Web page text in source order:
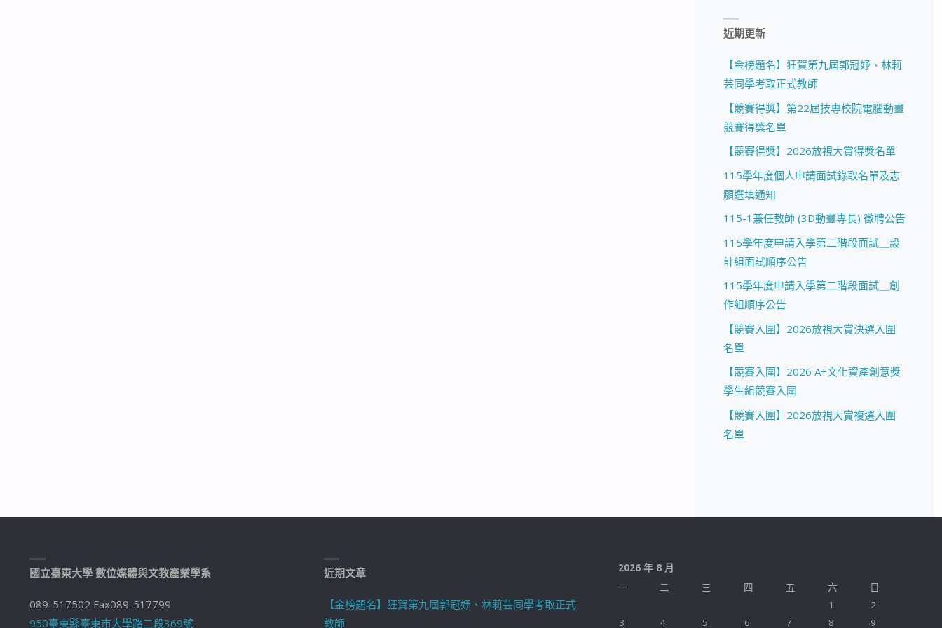
近期更新
【金榜題名】狂賀第九屆郭冠妤、林莉
芸同學考取正式教師
【競賽得獎】第22屆技專校院電腦動畫
競賽得獎名單
【競賽得獎】2026放視大賞得獎名單
115學年度個人申請面試錄取名單及志
願選填通知
115-1兼任教師 (3D動畫專長) 徵聘公告
115學年度申請入學第二階段面試＿設
計組面試順序公告
115學年度申請入學第二階段面試＿創
作組順序公告
【競賽入圍】2026放視大賞決選入圍
名單
【競賽入圍】2026 A+文化資產創意獎
學生組競賽入圍
【競賽入圍】2026放視大賞複選入圍
名單
國立臺東大學 數位媒體與文教產業學系
089-517502 Fax089-517799
950臺東縣臺東市大學路二段369號
近期文章
【金榜題名】狂賀第九屆郭冠妤、林莉芸同學考取正式
教師
2026 年 8 月
一
二 三 四 五 六
日
1
2
3
4 5 6 7 8 9